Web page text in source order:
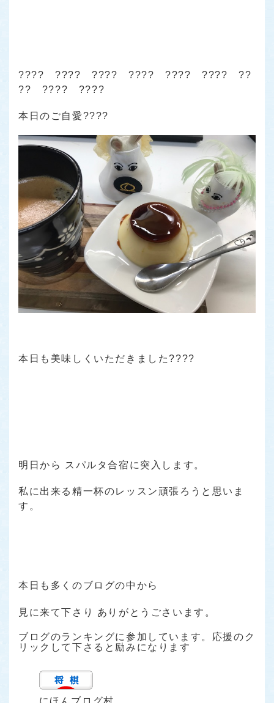
???? ???? ???? ???? ???? ???? ??
?? ???? ????
本日のご自愛????
本日も美味しくいただきました????
明日から スパルタ合宿に突入します。
私に出来る精一杯のレッスン頑張ろうと思いま
す。
本日も多くのブログの中から
見に来て下さり ありがとうごさいます。
ブログのランキングに参加しています。応援のク
リックして下さると励みになります